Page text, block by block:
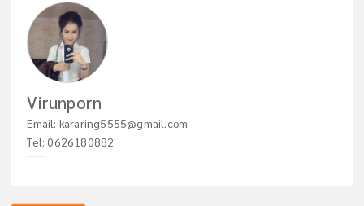
Virunporn
Email: kararing5555@gmail.com
Tel:0626180882